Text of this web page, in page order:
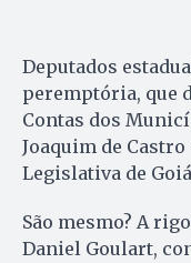
Deputados
peremptória, que
Contas dos
Joaquim de
Legislativa de
São mesmo? A
Daniel Goulart,